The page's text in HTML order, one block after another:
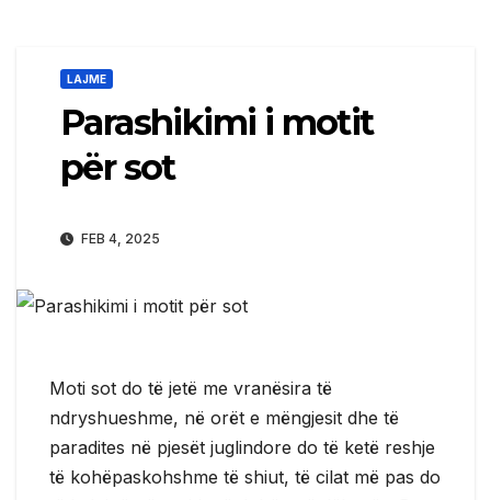
LAJME
Parashikimi i motit
për sot
FEB 4, 2025
Moti sot do të jetë me vranësira të
ndryshueshme, në orët e mëngjesit dhe të
paradites në pjesët juglindore do të ketë reshje
të kohëpaskohshme të shiut, të cilat më pas do